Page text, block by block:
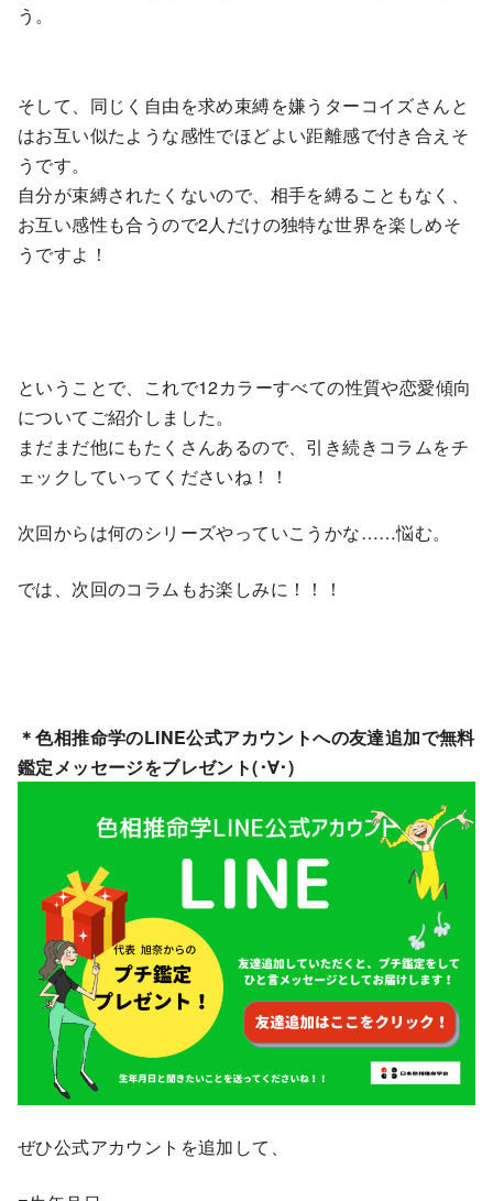
う。
そして、同じく自由を求め束縛を嫌うターコイズさんと
はお互い似たような感性でほどよい距離感で付き合えそ
うです。
自分が束縛されたくないので、相手を縛ることもなく、
お互い感性も合うので2人だけの独特な世界を楽しめそ
うですよ！
ということで、これで12カラーすべての性質や恋愛傾向
についてご紹介しました。
まだまだ他にもたくさんあるので、引き続きコラムをチ
ェックしていってくださいね！！
次回からは何のシリーズやっていこうかな……悩む。
では、次回のコラムもお楽しみに！！！
＊色相推命学のLINE公式アカウントへの友達追加で無料
鑑定メッセージをブレゼント(･∀･)
ぜひ公式アカウントを追加して、